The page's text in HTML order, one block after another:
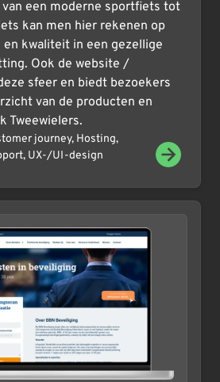
van een moderne sportfiets tot
kan men hier rekenen op
en kwaliteit in een gezellige
Ook de website /
sfeer en biedt bezoekers
van de producten en
Tweewielers.
journey, Hosting,
, UX-/UI-design